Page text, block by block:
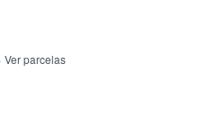
Ver parcelas